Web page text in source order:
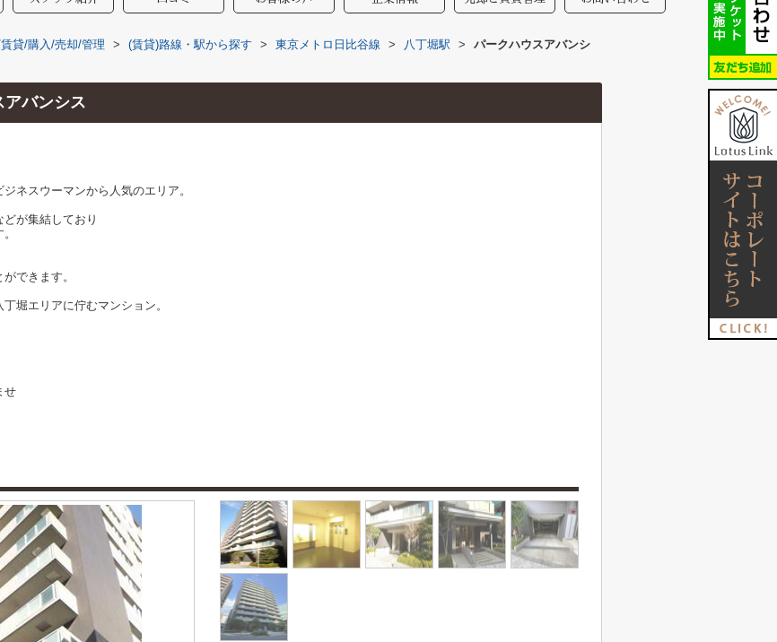
貸/購入/売却/管理 > (賃貸)路線・駅から探す > 東京メトロ日比谷線 > 八丁堀駅 >
パークハウスアバンシ
アバンシス
ネスウーマンから人気のエリア。
が集結しており
できます。
堀エリアに佇むマンション。
せ